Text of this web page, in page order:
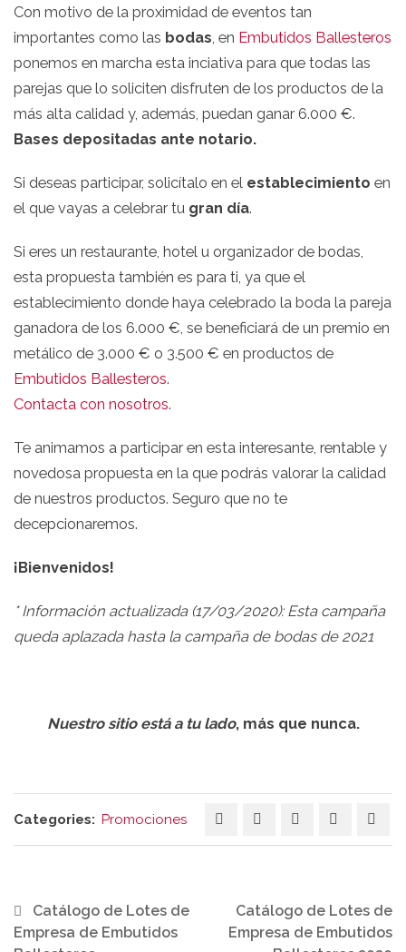
Con motivo de la proximidad de eventos tan
importantes como las bodas , en Embutidos Ballesteros
ponemos en marcha esta inciativa para que todas las
parejas que lo soliciten disfruten de los productos de la
más alta calidad y, además, puedan ganar 6.000 €.
Bases depositadas ante notario.
Si deseas participar, solicítalo en el establecimiento en
el que vayas a celebrar tu gran día.
Si eres un restaurante, hotel u organizador de bodas,
esta propuesta también es para ti, ya que el
establecimiento donde haya celebrado la boda la pareja
ganadora de los 6.000 €, se beneficiará de un premio en
metálico de 3.000 € o 3.500 € en productos de
Embutidos Ballesteros.
Contacta con nosotros.
Te animamos a participar en esta interesante, rentable y
novedosa propuesta en la que podrás valorar la calidad
de nuestros productos. Seguro que no te
decepcionaremos.
¡Bienvenidos!
* Información actualizada (17/03/2020): Esta campaña
queda aplazada hasta la campaña de bodas de 2021
Nuestro sitio está a tu lado, más que nunca.
Categories: Promociones
Catálogo de Lotes de
Empresa de Embutidos
Catálogo de Lotes de
Empresa de Embutidos